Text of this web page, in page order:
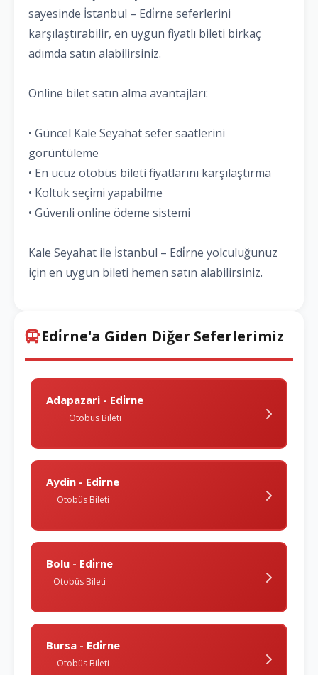
sayesinde İstanbul – Edi̇rne seferlerini
karşılaştırabilir, en uygun fiyatlı bileti birkaç
adımda satın alabilirsiniz.
Online bilet satın alma avantajları:
• Güncel Kale Seyahat sefer saatlerini
görüntüleme
• En ucuz otobüs bileti fiyatlarını karşılaştırma
• Koltuk seçimi yapabilme
• Güvenli online ödeme sistemi
Kale Seyahat ile İstanbul – Edi̇rne yolculuğunuz
için en uygun bileti hemen satın alabilirsiniz.
Edi̇rne'a Giden Diğer Seferlerimiz
Adapazari - Edi̇rne
Otobüs Bileti
Aydin - Edi̇rne
Otobüs Bileti
Bolu - Edi̇rne
Otobüs Bileti
Bursa - Edi̇rne
Otobüs Bileti